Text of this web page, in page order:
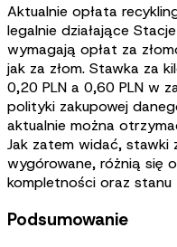
Aktualnie opłata
legalnie działające
wymagają opłat za
jak za złom. Stawka za
0,20 PLN a 0,60 PLN w
polityki zakupowej
aktualnie można
Jak zatem widać, stawki
wygórowane, różnią się
kompletności oraz
Podsumowanie